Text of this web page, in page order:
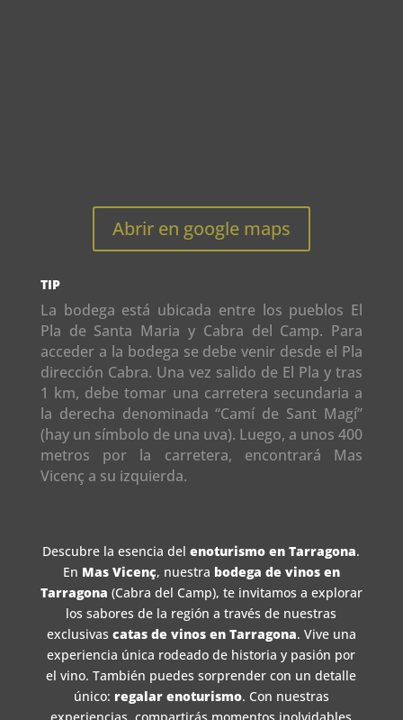
Abrir en google maps
TIP
La bodega está ubicada entre los pueblos El
Pla de Santa Maria y Cabra del Camp. Para
acceder a la bodega se debe venir desde el Pla
dirección Cabra. Una vez salido de El Pla y tras
1 km, debe tomar una carretera secundaria a
la derecha denominada “Camí de Sant Magí”
(hay un símbolo de una uva). Luego, a unos 400
metros por la carretera, encontrará Mas
Vicenç a su izquierda.
Descubre la esencia delenoturismo en Tarragona.
En Mas Vicenç, nuestra bodega de vinos en
Tarragona (Cabra del Camp), te invitamos a explorar
los sabores de la región a través de nuestras
exclusivas catas de vinos en Tarragona. Vive una
experiencia única rodeado de historia y pasión por
el vino. También puedes sorprender con un detalle
único: regalar enoturismo. Con nuestras